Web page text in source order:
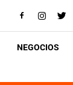
NEGOCIOS